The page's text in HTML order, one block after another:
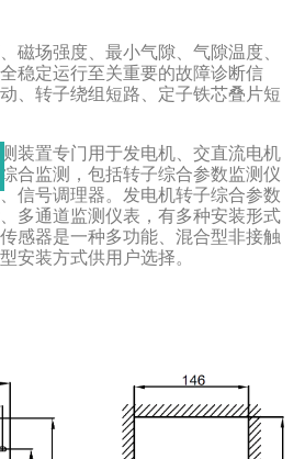
磁场强度、最小气隙、气隙温度、
稳定运行至关重要的故障诊断信
、转子绕组短路、定子铁芯叠片短
装置专门用于发电机、交直流电机
合监测，包括转子综合参数监测仪
信号调理器。发电机转子综合参数
多通道监测仪表，有多种安装形式
感器是一种多功能、混合型非接触
安装方式供用户选择。